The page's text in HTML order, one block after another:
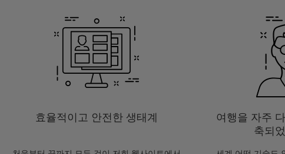
효율적이고 안전한 생태계
여행을 자주
축되